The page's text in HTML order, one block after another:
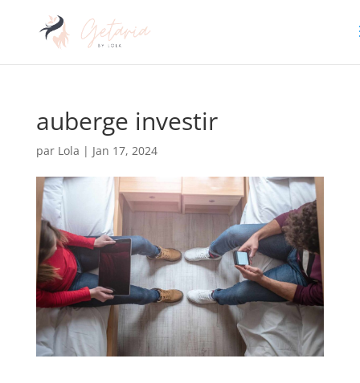
auberge investir
par Lola | Jan 17, 2024